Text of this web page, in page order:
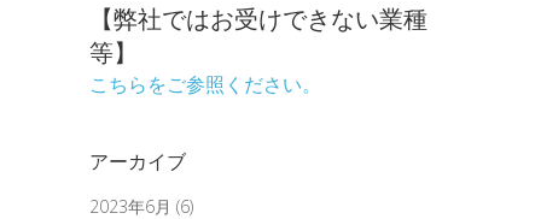
【弊社ではお受けできない業種
等】
こちらをご参照ください。
アーカイブ
2023年6月 (6)